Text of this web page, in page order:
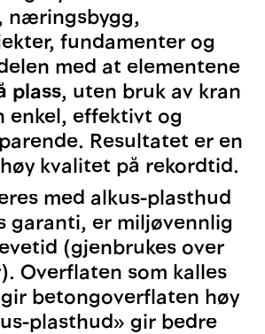
næringsbygg,
fundamenter og
med at elementene
plass, uten bruk av kran
enkel, effektivt og
Resultatet er en
kvalitet på rekordtid.
med alkus-plasthud
garanti, er miljøvennlig
(gjenbrukes over
Overflaten som kalles
betongoverflaten høy
plasthud» gir bedre